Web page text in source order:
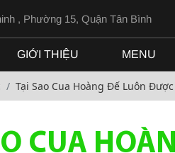
, Phường 15, Quận Tân Bình
GIỚI THIỆU MENU
Tại Sao Cua Hoàng Đế Luôn Được
CUA